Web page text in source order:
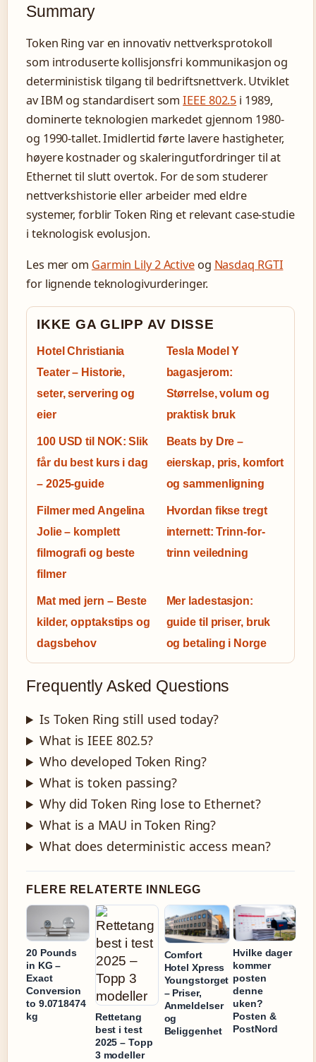
Summary
Token Ring var en innovativ nettverksprotokoll
som introduserte kollisjonsfri kommunikasjon og
deterministisk tilgang til bedriftsnettverk. Utviklet
av IBM og standardisert somIEEE 802.5 i 1989,
dominerte teknologien markedet gjennom 1980-
og 1990-tallet. Imidlertid førte lavere hastigheter,
høyere kostnader og skaleringutfordringer til at
Ethernet til slutt overtok. For de som studerer
nettverkshistorie eller arbeider med eldre
systemer, forblir Token Ring et relevant case-studie
i teknologisk evolusjon.
Les mer om Garmin Lily 2 Activeog Nasdaq RGTI
for lignende teknologivurderinger.
IKKE GA GLIPP AV DISSE
Hotel Christiania
Teater – Historie,
seter, servering og
eier
Tesla Model Y
bagasjerom:
Størrelse, volum og
praktisk bruk
100 USD til NOK: Slik
får du best kurs i dag
– 2025-guide
Beats by Dre –
eierskap, pris, komfort
og sammenligning
Filmer med Angelina
Jolie – komplett
filmografi og beste
filmer
Hvordan fikse tregt
internett: Trinn-for-
trinn veiledning
Mat med jern – Beste
kilder, opptakstips og
dagsbehov
Mer ladestasjon:
guide til priser, bruk
og betaling i Norge
Frequently Asked Questions
Is Token Ring still used today?
What is IEEE 802.5?
Who developed Token Ring?
What is token passing?
Why did Token Ring lose to Ethernet?
What is a MAU in Token Ring?
What does deterministic access mean?
FLERE RELATERTE INNLEGG
20 Pounds
in KG –
Exact
Conversion
to 9.0718474
kg
Rettetang
best i test
2025 – Topp
3 modeller
Comfort
Hotel Xpress
Youngstorget
– Priser,
Anmeldelser
og
Beliggenhet
Hvilke dager
kommer
posten
denne
uken?
Posten &
PostNord